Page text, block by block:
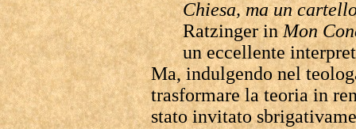
Chiesa, ma un
Ratzinger inMon
un eccellente
Ma, indulgendo nel
trasformare la teoria in
stato invitato